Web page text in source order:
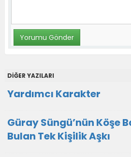
DİĞER YAZILARI
Yardımcı Karakter
Güray Süngü’nün Köşe
Bulan Tek Kişilik Aşkı